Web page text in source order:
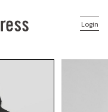
Login